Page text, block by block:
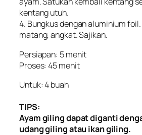
kentang utuh.
4. Bungkus dengan aluminium
matang, angkat. Sajikan.
Persiapan: 5 menit
Proses: 45 menit
Untuk: 4 buah
TIPS:
Ayam giling dapat diganti
udang giling atau ikan giling.